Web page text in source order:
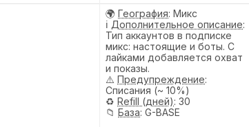
🌍 География: Микс
ℹ️ Дополнительное описание:
Тип аккаунтов в подписке
микс: настоящие и боты. С
лайками добавляется охват
и показы.
⚠️ Предупреждениe:
Списания (~ 10%)
♻️ Refill (дней): 30
📁 База: G-BASE